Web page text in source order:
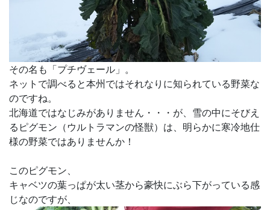
その名も「プチヴェール」。
ネットで調べると本州ではそれなりに知られている野菜な
のですね。
北海道ではなじみがありません・・・が、雪の中にそびえ
るピグモン（ウルトラマンの怪獣）は、明らかに寒冷地仕
様の野菜ではありませんか！
このピグモン、
キャベツの葉っぱが太い茎から豪快にぶら下がっている感
じなのですが、